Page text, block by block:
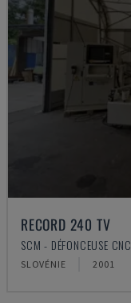
RECORD 240 TV
SCM - DÉFONCEUSE CNC
SLOVÉNIE 2001